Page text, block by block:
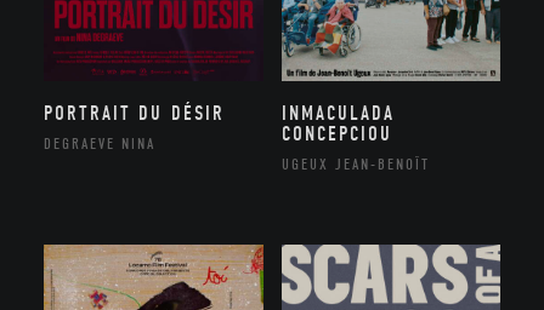
PORTRAIT DU DÉSIR
DEGRAEVE NINA
INMACULADA
CONCEPCIOU
UGEUX JEAN-BENOÎT